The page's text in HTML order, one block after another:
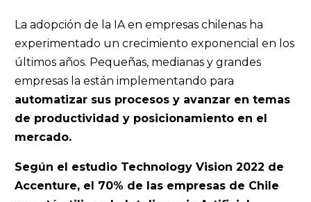
La adopción de la IA en empresas chilenas ha
experimentado un crecimiento exponencial en los
últimos años. Pequeñas, medianas y grandes
empresas la están implementando para
automatizar sus procesos y avanzar en temas
de productividad y posicionamiento en el
mercado.
Según el estudio Technology Vision 2022 de
Accenture, el 70% de las empresas de Chile